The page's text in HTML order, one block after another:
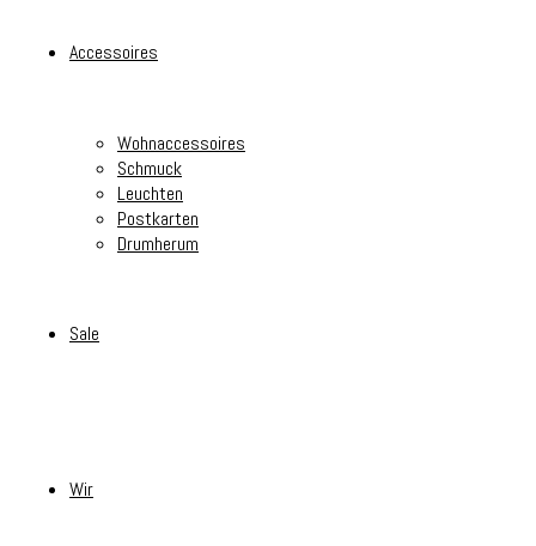
Accessoires
Wohnaccessoires
Schmuck
Leuchten
Postkarten
Drumherum
Sale
Wir